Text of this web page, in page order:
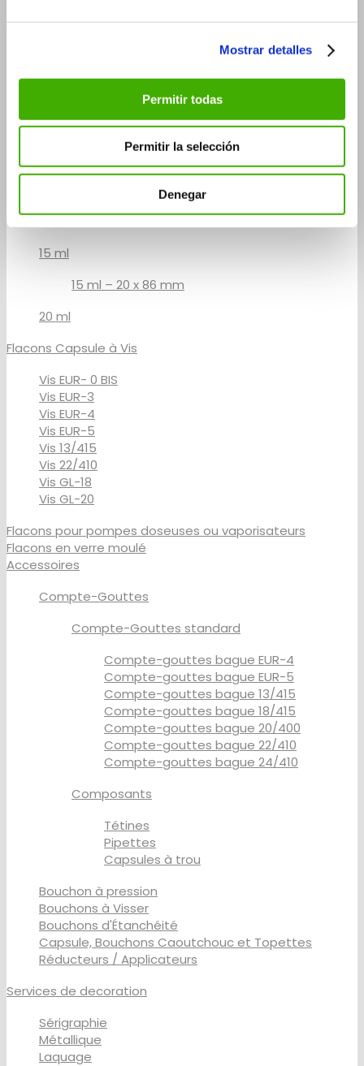
Mostrar detalles
Permitir todas
Permitir la selección
Denegar
Flacons Roll-on
5 ml
5 ml – 14×60 mm
5 ml – 20×41 mm
10 ml
10 ml – 14 x 100 mm
10 ml – 20 x 65 mm
15 ml
15 ml – 20 x 86 mm
20 ml
Flacons Capsule à Vis
Vis EUR- 0 BIS
Vis EUR-3
Vis EUR-4
Vis EUR-5
Vis 13/415
Vis 22/410
Vis GL-18
Vis GL-20
Flacons pour pompes doseuses ou vaporisateurs
Flacons en verre moulé
Accessoires
Compte-Gouttes
Compte-Gouttes standard
Compte-gouttes bague EUR-4
Compte-gouttes bague EUR-5
Compte-gouttes bague 13/415
Compte-gouttes bague 18/415
Compte-gouttes bague 20/400
Compte-gouttes bague 22/410
Compte-gouttes bague 24/410
Composants
Tétines
Pipettes
Capsules à trou
Bouchon à pression
Bouchons à Visser
Bouchons d'Étanchéité
Capsule, Bouchons Caoutchouc et Topettes
Réducteurs / Applicateurs
Services de decoration
Sérigraphie
Métallique
Laquage